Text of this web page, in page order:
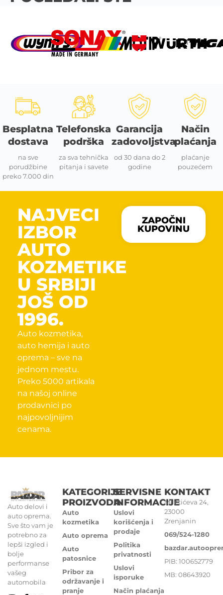
Besplatna
dostava
na sve
porudžbine
preko 7.000 din
Telefonska
podrška
za sva tehnička
pitanja i savete
Garancija
zadovoljstva
od 30 dana do 2
godine
Način
plaćanja
plaćanje
pouzećem
NAJVECI
IZBOR
AUTO
KOZMETIKE
U SRBIJI
JOŠ OD
1996.
Auto kozmetika,
auto hemija i auto
oprema – sve na
jednom mestu.
Preko 5000 artikala
na našoj online
prodavnici po
najpovoljnijim
cenama.
ZAPOČNI
KUPOVINU
Auto delovi i
auto oprema.
Sve što vam je
potrebno za
lepši izgled i
bolje
performanse
vašeg
automobila
KATEGORIJE
PROIZVODA
Auto
kozmetika
Auto oprema
Auto
patosnice
Pribor za
održavanje i
pranje
SERVISNE
INFORMACIJE
Uslovi
korišćenja i
prodaje
Politika
privatnosti
Uslovi
isporuke
Način plaćanja
KONTAKT
Miletićeva 24,
23000
Zrenjanin
069/524-1280
PIB: 100652779
MB: 08643920